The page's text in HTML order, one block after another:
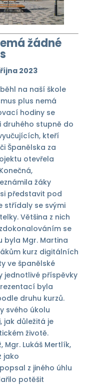
žádné
2023
na naší škole
plus nemá
hodiny se
stupně do
kteří
Španělska za
otevřela
žáky
představit pod
střídaly se svými
Většina z nich
se
byla Mgr. Martina
kurz digitálních
ve španělské
jednotlivé příspěvky
byla
druhu kurzů.
svého úkolu
jak důležitá je
životě.
Mgr. Lukáš Mertlík,
jako
z jiného úhlu
potěšit